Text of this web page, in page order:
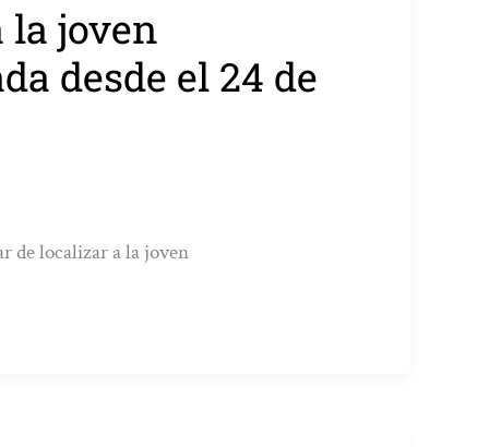
la joven
desde el 24 de
de localizar a la joven